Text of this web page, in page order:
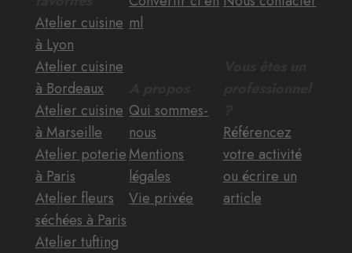
Atelier cuisine
à Lyon
Atelier cuisine
à Bordeaux
Atelier cuisine
à Marseille
Atelier poterie
à Paris
Atelier fleurs
séchées à Paris
Atelier tufting
ml
Qui sommes-
nous
Mentions
légales
Vie privée
Référencez
votre activité
ou écrire un
article